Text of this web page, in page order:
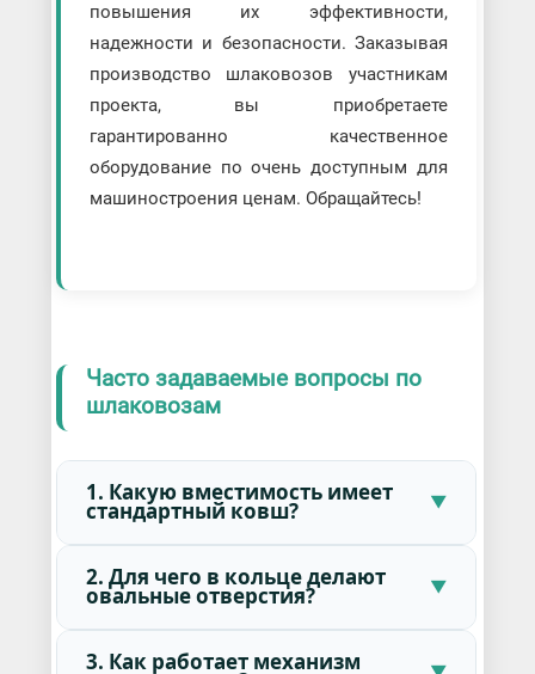
повышения их эффективности,
надежности и безопасности. Заказывая
производство шлаковозов участникам
проекта, вы приобретаете
гарантированно качественное
оборудование по очень доступным для
машиностроения ценам. Обращайтесь!
Часто задаваемые вопросы по
шлаковозам
1. Какую вместимость имеет
стандартный ковш?
2. Для чего в кольце делают
овальные отверстия?
3. Как работает механизм